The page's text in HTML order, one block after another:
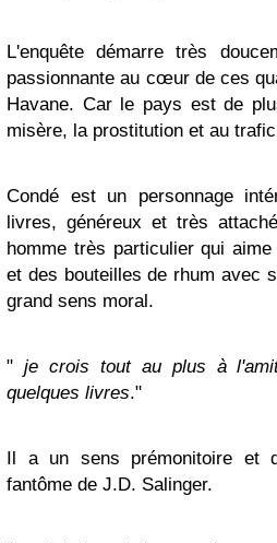
L'enquête démarre très
passionnante au cœur de ces
Havane. Car le pays est de
misère, la prostitution et au
Condé est un personnage
livres, généreux et très
homme très particulier qui
et des bouteilles de rhum avec
grand sens moral.
" je crois tout au plus à
quelques livres."
Il a un sens prémonitoire et
fantôme de J.D. Salinger.